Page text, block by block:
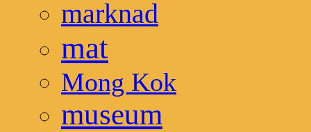
marknad
mat
Mong Kok
museum